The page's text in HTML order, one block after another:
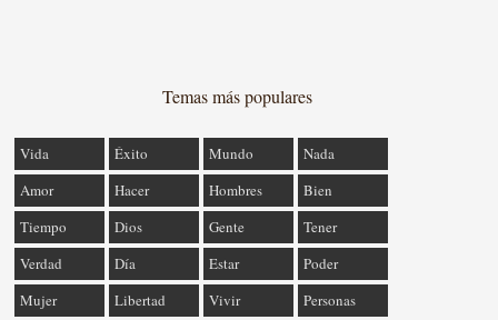
Temas más populares
Vida Éxito Mundo
Nada
Amor
Hacer Hombres
Bien
Tiempo
Dios Gente
Tener
Verdad
Día Estar
Poder
Mujer
Libertad Vivir Personas